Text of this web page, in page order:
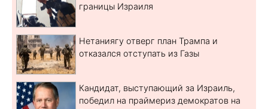
границы Израиля
Нетаниягу отверг план Трампа и
отказался отступать из Газы
Кандидат, выступающий за Израиль,
победил на праймериз демократов на